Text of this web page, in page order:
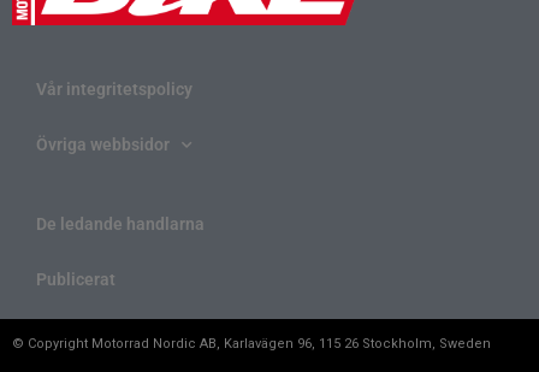
Vår integritetspolicy
Övriga webbsidor
De ledande handlarna
Publicerat
© Copyright Motorrad Nordic AB, Karlavägen 96, 115 26 Stockholm, Sweden